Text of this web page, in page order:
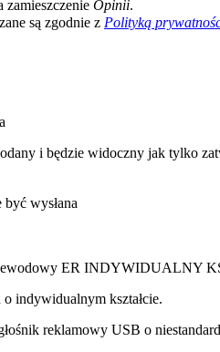
zamieszczenie Opinii.
są zgodnie z Polityką
i będzie widoczny jak tylko
wysłana
indywidualnym kształcie.
reklamowy USB o